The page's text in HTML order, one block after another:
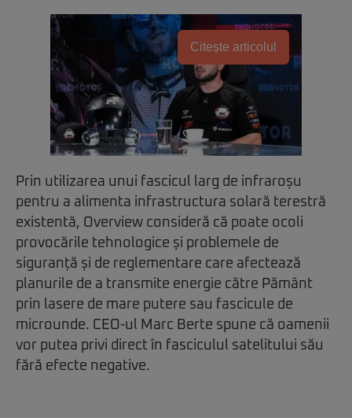
Citește articolul
Prin utilizarea unui fascicul larg de infraroșu
pentru a alimenta infrastructura solară terestră
existentă, Overview consideră că poate ocoli
provocările tehnologice și problemele de
siguranță și de reglementare care afectează
planurile de a transmite energie către Pământ
prin lasere de mare putere sau fascicule de
microunde. CEO-ul Marc Berte spune că oamenii
vor putea privi direct în fasciculul satelitului său
fără efecte negative.